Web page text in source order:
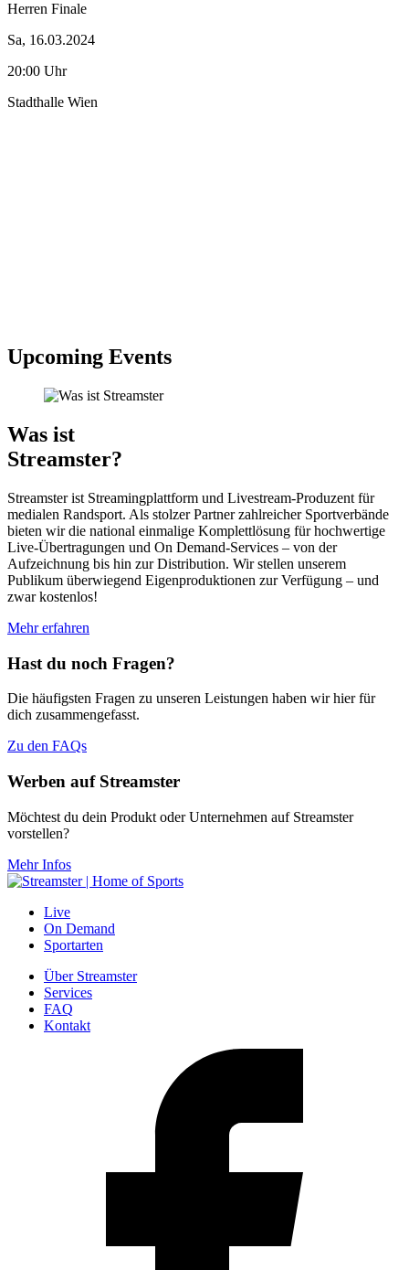
Herren Finale
Sa, 16.03.2024
20:00 Uhr
Stadthalle Wien
Upcoming Events
Was ist
Streamster?
Streamster ist Streamingplattform und Livestream-Produzent für
medialen Randsport. Als stolzer Partner zahlreicher Sportverbände
bieten wir die national einmalige Komplettlösung für hochwertige
Live-Übertragungen und On Demand-Services – von der
Aufzeichnung bis hin zur Distribution. Wir stellen unserem
Publikum überwiegend Eigenproduktionen zur Verfügung – und
zwar kostenlos!
Mehr erfahren
Hast du noch Fragen?
Die häufigsten Fragen zu unseren Leistungen haben wir hier für
dich zusammengefasst.
Zu den FAQs
Werben auf Streamster
Möchtest du dein Produkt oder Unternehmen auf Streamster
vorstellen?
Mehr Infos
Live
On Demand
Sportarten
Über Streamster
Services
FAQ
Kontakt